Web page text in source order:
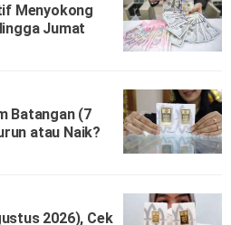
Menyokong
Jumat
Batangan (7
atau Naik?
2026), Cek